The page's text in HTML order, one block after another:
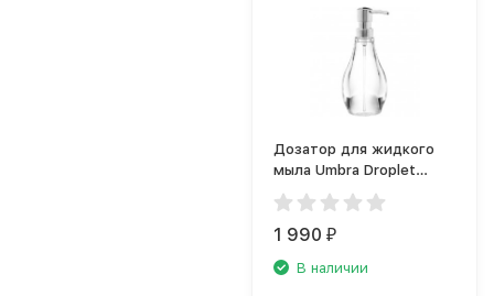
Дозатор для жидкого
мыла Umbra Droplet
020163-165
1 990₽
В наличии